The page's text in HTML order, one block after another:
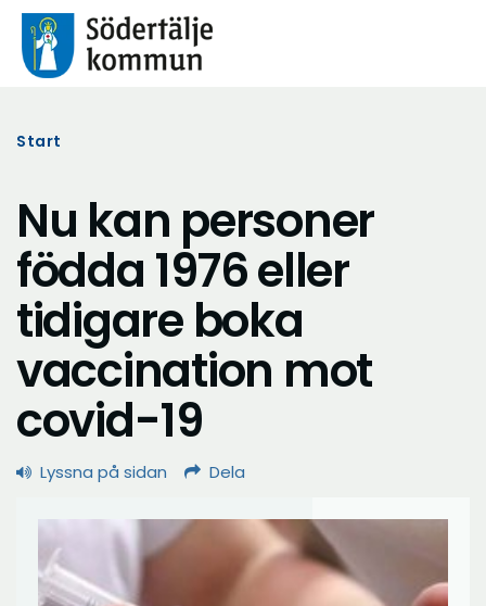
Start
Nu kan personer
födda 1976 eller
tidigare boka
vaccination mot
covid-19
Lyssna på sidan Dela